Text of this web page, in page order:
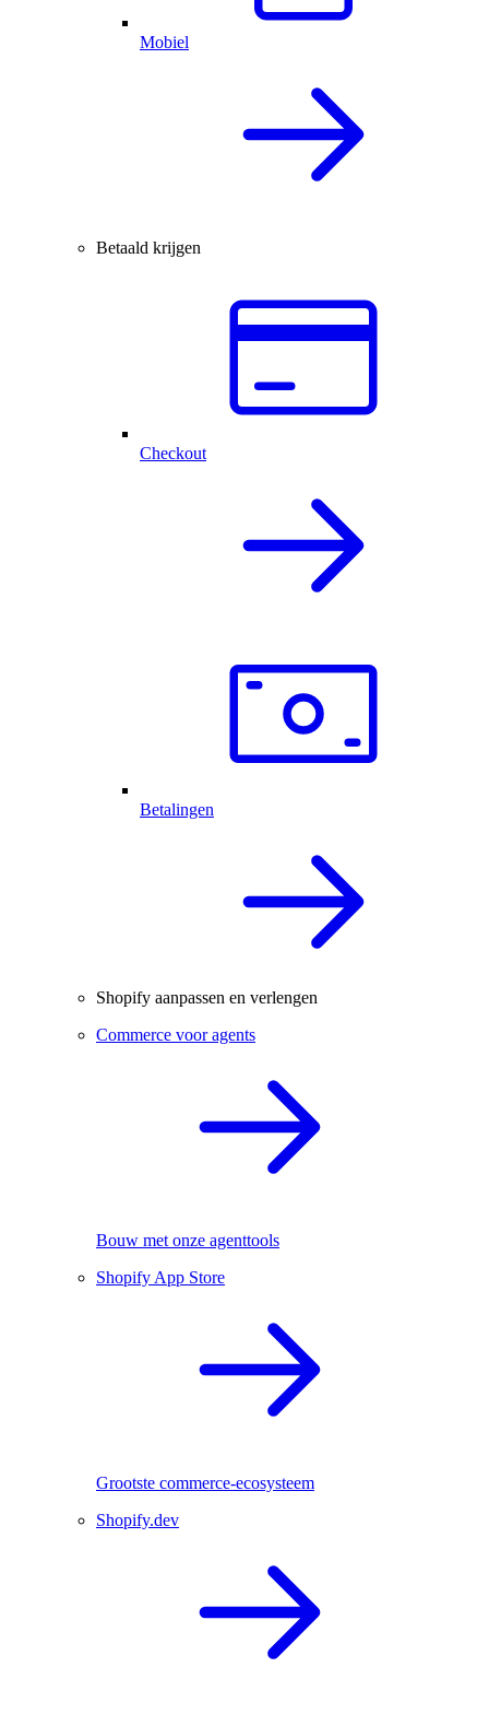
Mobiel
Betaald krijgen
Checkout
Betalingen
Shopify aanpassen en verlengen
Commerce voor agents
Bouw met onze agenttools
Shopify App Store
Grootste commerce-ecosysteem
Shopify.dev